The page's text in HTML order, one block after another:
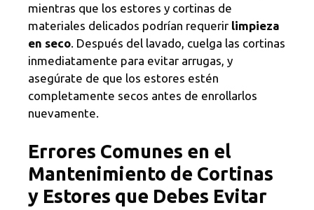
mientras que los estores y cortinas de
materiales delicados podrían requerir limpieza
en seco. Después del lavado, cuelga las cortinas
inmediatamente para evitar arrugas, y
asegúrate de que los estores estén
completamente secos antes de enrollarlos
nuevamente.
Errores Comunes en el
Mantenimiento de Cortinas
y Estores que Debes Evitar